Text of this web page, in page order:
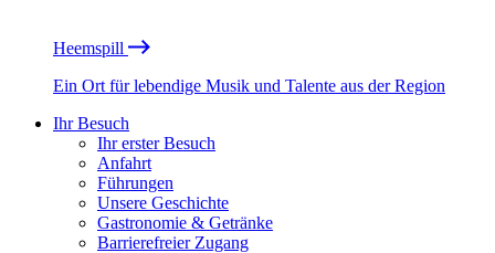
Heemspill
Ein Ort für lebendige Musik und Talente aus der Region
Ihr Besuch
Ihr erster Besuch
Anfahrt
Führungen
Unsere Geschichte
Gastronomie & Getränke
Barrierefreier Zugang